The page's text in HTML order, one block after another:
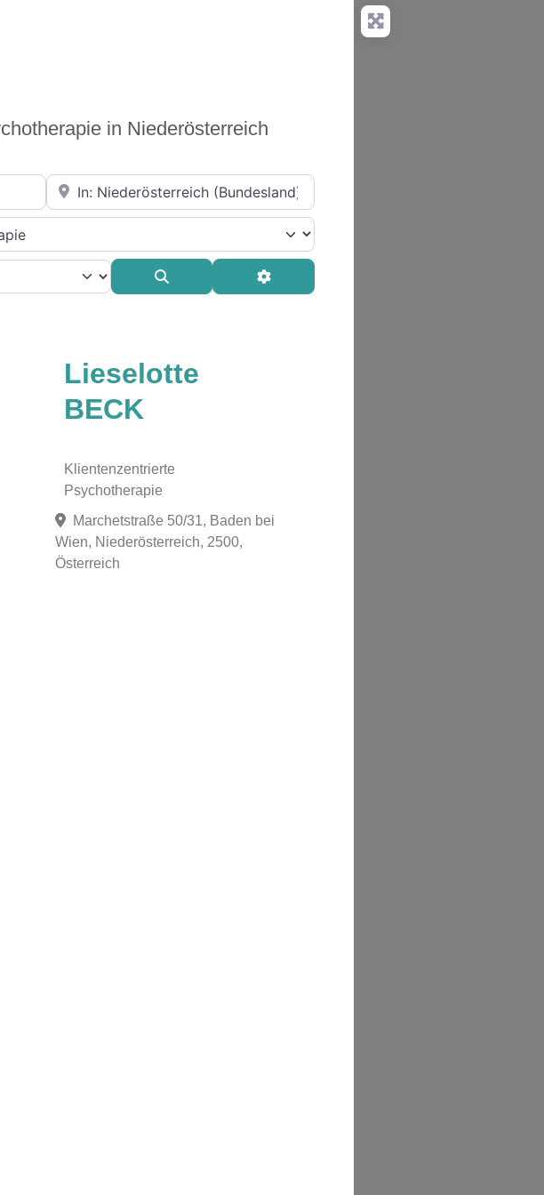
in Niederösterreich
In der Nähe
Advanced Filters
Favorit
Lieselotte
BECK
Klientenzentrierte
Psychotherapie
Marchetstraße 50/31, Baden bei
Wien, Niederösterreich, 2500,
Österreich